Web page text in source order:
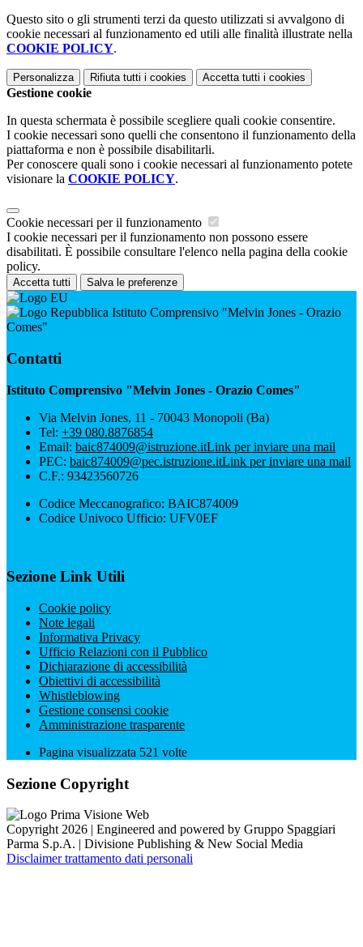
Questo sito o gli strumenti terzi da questo utilizzati si avvalgono di
cookie necessari al funzionamento ed utili alle finalità illustrate nella
COOKIE POLICY.
Personalizza Rifiuta tutti i cookies Accetta tutti i cookies
Gestione cookie
In questa schermata è possibile scegliere quali cookie consentire.
I cookie necessari sono quelli che consentono il funzionamento della
piattaforma e non è possibile disabilitarli.
Per conoscere quali sono i cookie necessari al funzionamento potete
visionare la COOKIE POLICY.
Cookie necessari per il funzionamento
I cookie necessari per il funzionamento non possono essere
disabilitati. È possibile consultare l'elenco nella pagina della cookie
policy.
Accetta tutti Salva le preferenze
Istituto Comprensivo "Melvin Jones - Orazio
Comes"
Contatti
Istituto Comprensivo "Melvin Jones - Orazio Comes"
Via Melvin Jones, 11 - 70043 Monopoli (Ba)
Tel: +39 080.8876854
Email: baic874009@istruzione.itLink per inviare una mail
PEC: baic874009@pec.istruzione.itLink per inviare una mail
C.F.: 93423560726
Codice Meccanografico: BAIC874009
Codice Univoco Ufficio: UFV0EF
Sezione Link Utili
Cookie policy
Note legali
Informativa Privacy
Ufficio Relazioni con il Pubblico
Dichiarazione di accessibilità
Obiettivi di accessibilità
Whistleblowing
Gestione consensi cookie
Amministrazione trasparente
Pagina visualizzata 521 volte
Sezione Copyright
Copyright 2026 | Engineered and powered by Gruppo Spaggiari
Parma S.p.A. | Divisione Publishing & New Social Media
Disclaimer trattamento dati personali